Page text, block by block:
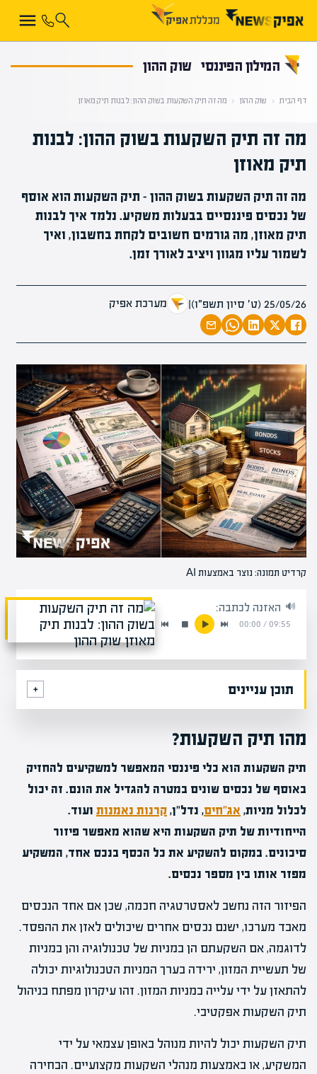
המילון הפיננסי שוק ההון
דף הבית ‹ שוק ההון ‹ מה זה תיק השקעות בשוק ההון: לבנות תיק מאוזן
מה זה תיק השקעות בשוק ההון: לבנות
תיק מאוזן
מה זה תיק השקעות בשוק ההון - תיק השקעות הוא אוסף
של נכסים פיננסיים בבעלות משקיע. נלמד איך לבנות
תיק מאוזן, מה גורמים חשובים לקחת בחשבון, ואיך
לשמור עליו מגוון ויציב לאורך זמן.
25/05/26 (ט׳ סיון תשפ״ו) | מערכת אפיק
קרדיט תמונה: נוצר באמצעות AI
האזנה לכתבה:
09:55
/
00:00
תוכן עניינים
מהו תיק השקעות?
תיק השקעות הוא כלי פיננסי המאפשר למשקיעים להחזיק
באוסף של נכסים שונים במטרה להגדיל את הונם. זה יכול
לכלול מניות, אג"חים, נדל"ן,קרנות נאמנות ועוד.
הייחודיות של תיק השקעות היא שהוא מאפשר פיזור
סיכונים. במקום להשקיע את כל הכסף בנכס אחד, המשקיע
מפזר אותו בין מספר נכסים.
הפיזור הזה נחשב לאסטרטגיה חכמה, שכן אם אחד הנכסים
מאבד מערכו, ישנם נכסים אחרים שיכולים לאזן את ההפסד.
לדוגמה, אם השקעתם הן במניות של טכנולוגיה והן במניות
של תעשיית המזון, ירידה בערך המניות הטכנולוגיות יכולה
להתאזן על ידי עלייה במניות המזון. זהו עיקרון מפתח בניהול
תיק השקעות אפקטיבי.
תיק השקעות יכול להיות מנוהל באופן עצמאי על ידי
המשקיע, או באמצעות מנהלי השקעות מקצועיים. הבחירה